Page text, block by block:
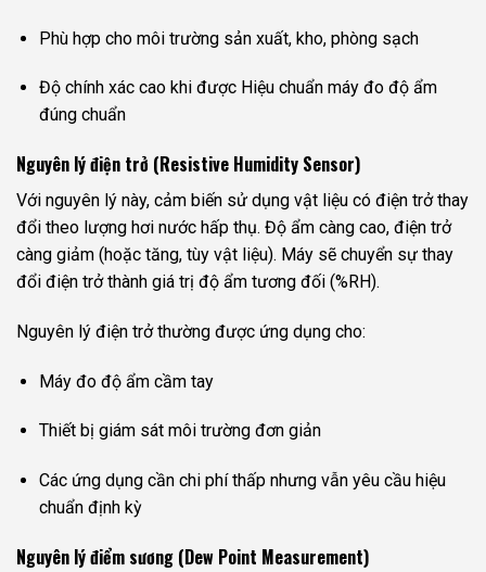
Phù hợp cho môi trường sản xuất, kho, phòng sạch
Độ chính xác cao khi được Hiệu chuẩn máy đo độ ẩm
đúng chuẩn
Nguyên lý điện trở (Resistive Humidity Sensor)
Với nguyên lý này, cảm biến sử dụng vật liệu có điện trở thay
đổi theo lượng hơi nước hấp thụ. Độ ẩm càng cao, điện trở
càng giảm (hoặc tăng, tùy vật liệu). Máy sẽ chuyển sự thay
đổi điện trở thành giá trị độ ẩm tương đối (%RH).
Nguyên lý điện trở thường được ứng dụng cho:
Máy đo độ ẩm cầm tay
Thiết bị giám sát môi trường đơn giản
Các ứng dụng cần chi phí thấp nhưng vẫn yêu cầu hiệu
chuẩn định kỳ
Nguyên lý điểm sương (Dew Point Measurement)